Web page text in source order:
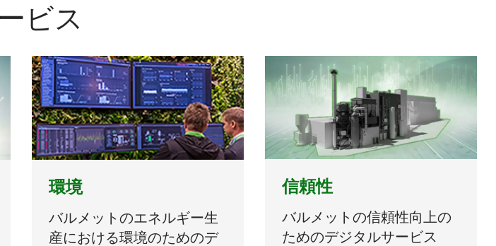
ビス
環境
バルメットのエネルギー生
産における環境のためのデ
信頼性
バルメットの信頼性向上の
ためのデジタルサービス